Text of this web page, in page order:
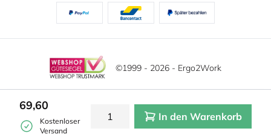
69,60
Kostenloser
Versand
In den Warenkorb
©1999 - 2026 - Ergo2Work
Allgemeine Geschäftsbedingungen
Cookie-Einstellungen
Diese Website verwendet Cookies. Lesen Sie unsere
Datenschutzerklärung für weitere Informationen.Mehr
|Verstecken